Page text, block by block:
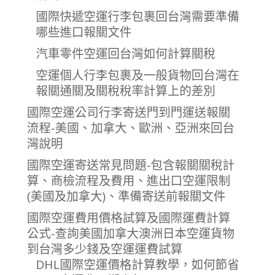
國際快遞空運行李包裹回台灣需要準備
哪些進口報關文件
汽車零件空運回台灣如何計算關稅
空運個人行李包裹及一般貨物回台灣在
報關通關及關稅稅率計算上的差別
國際空運公司行李寄送門到門運送報關
流程-美國、加拿大、歐洲、亞洲來回台
灣說明
國際空運寄送常見問題-包含報關關稅計
算、商檢流程及費用、進出口空運限制
(美國及加拿大)、準備寄送前報關文件
國際空運費用價格試算及國際運費計算
公式-查詢美國加拿大澳洲日本空運貨物
到台灣多少錢及空運運費試算
DHL國際空運價格計算教學，如何節省